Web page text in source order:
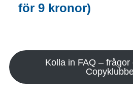
för 9 kronor)
Kolla in FAQ – frågor